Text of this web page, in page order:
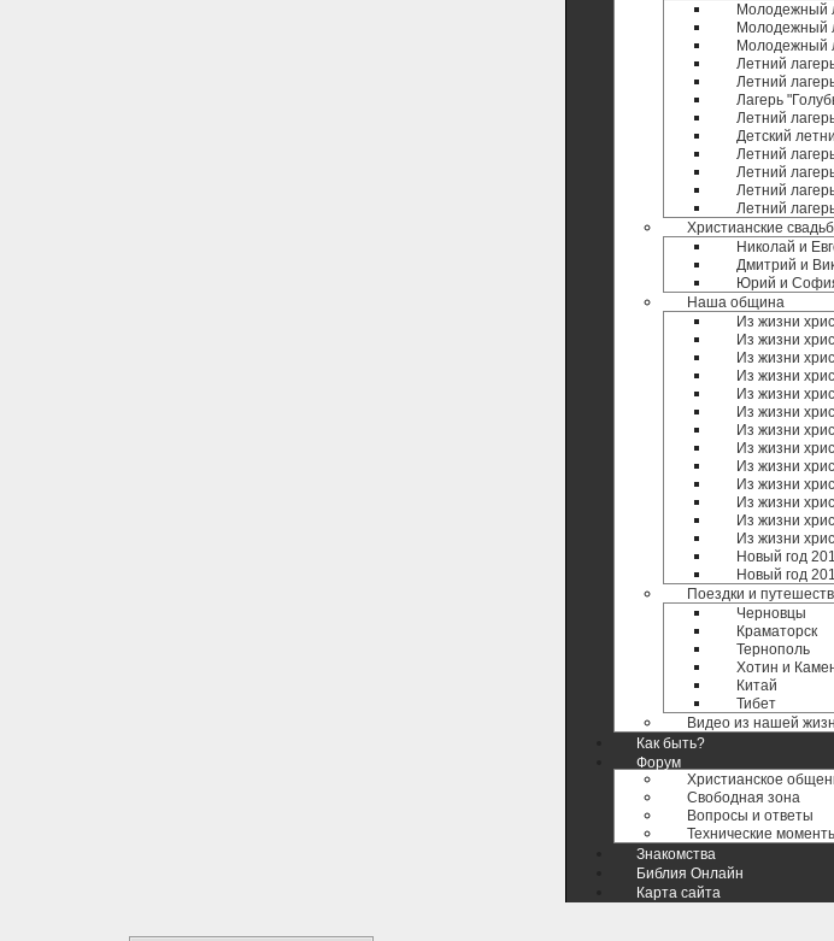
Молодежный
Молодежный
Молодежный
Летний
Летний
Лагерь
Летний
Детский
Летний
Летний
Летний
Летний
Христианские
Николай и
Дмитрий и
Юрий и
Наша община
Из жизни
Из жизни
Из жизни
Из жизни
Из жизни
Из жизни
Из жизни
Из жизни
Из жизни
Из жизни
Из жизни
Из жизни
Из жизни
Новый год
Новый год
Поездки и
Черновцы
Краматорск
Тернополь
Хотин и
Китай
Тибет
Видео из нашей
Как быть?
Форум
Христианское
Свободная зона
Вопросы и ответы
Технические
Знакомства
Библия Онлайн
Карта сайта